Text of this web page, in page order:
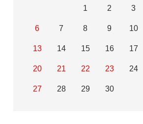
1 2 3
6 7 8 9 10
13 14 15 16 17
20 21 22 23 24
27 28 29 30